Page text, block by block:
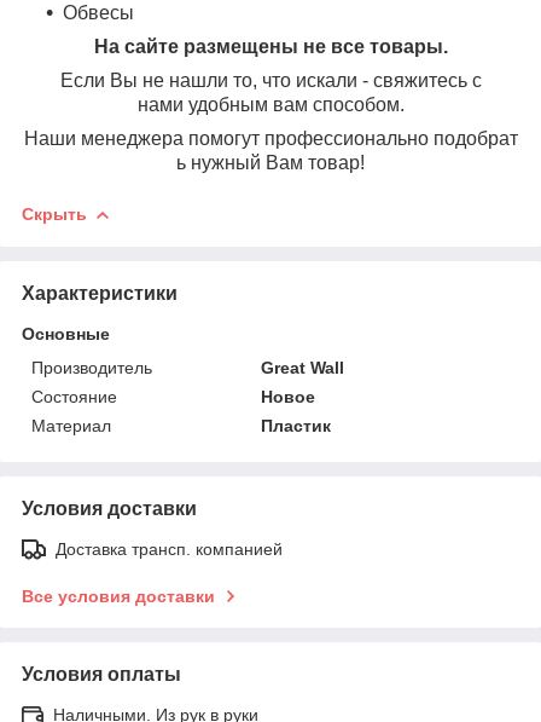
Обвесы
На сайте размещены не все товары.
Если Вы не нашли то, что искали - свяжитесь с
нами удобным вам способом.
Наши менеджера помогут профессионально подобрат
ь нужный Вам товар!
Скрыть
Характеристики
Основные
Производитель
Great Wall
Состояние
Новое
Материал
Пластик
Условия доставки
Доставка трансп. компанией
Все условия доставки
Условия оплаты
Наличными. Из рук в руки